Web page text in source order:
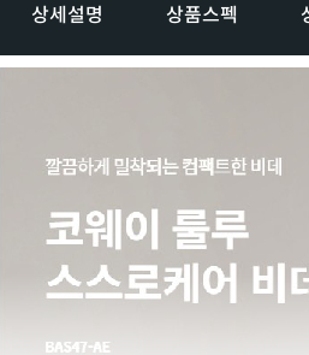
상세설명 상품스펙